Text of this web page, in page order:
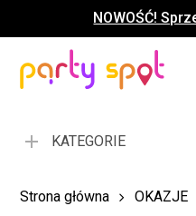
to
content
NOWOŚĆ!
Koszyk
KATEGORIE
Strona główna OKAZJE